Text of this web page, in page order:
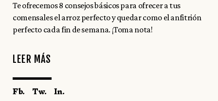
Te ofrecemos 8 consejos básicos para ofrecer a tus
comensales el arroz perfecto y quedar como el anfitrión
perfecto cada fin de semana. ¡Toma nota!
LEER MÁS
Fb. Tw. In.